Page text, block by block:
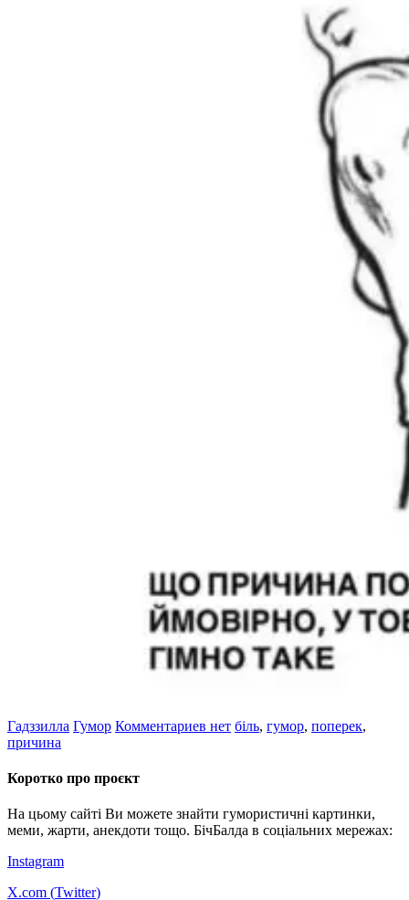
Гадззилла Гумор Комментариев нет біль, гумор, поперек,
причина
Коротко про проєкт
На цьому сайті Ви можете знайти гумористичні картинки,
меми, жарти, анекдоти тощо. БічБалда в соціальних мережах:
Instagram
X.com (Twitter)